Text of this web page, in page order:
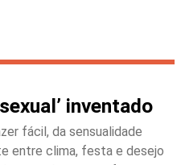
inventado
fácil, da sensualidade
entre clima, festa e desejo